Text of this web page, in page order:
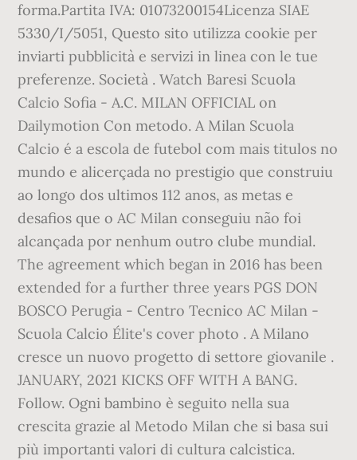
forma.Partita IVA: 01073200154Licenza SIAE
5330/I/5051, Questo sito utilizza cookie per
inviarti pubblicità e servizi in linea con le tue
preferenze. Società . Watch Baresi Scuola
Calcio Sofia - A.C. MILAN OFFICIAL on
Dailymotion Con metodo. A Milan Scuola
Calcio é a escola de futebol com mais titulos no
mundo e alicerçada no prestigio que construiu
ao longo dos ultimos 112 anos, as metas e
desafios que o AC Milan conseguiu não foi
alcançada por nenhum outro clube mundial.
The agreement which began in 2016 has been
extended for a further three years PGS DON
BOSCO Perugia - Centro Tecnico AC Milan -
Scuola Calcio Élite's cover photo . A Milano
cresce un nuovo progetto di settore giovanile .
JANUARY, 2021 KICKS OFF WITH A BANG.
Follow. Ogni bambino è seguito nella sua
crescita grazie al Metodo Milan che si basa sui
più importanti valori di cultura calcistica.